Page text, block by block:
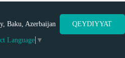
Baku, Azerbaijan QEYDIYYAT
Language ▼